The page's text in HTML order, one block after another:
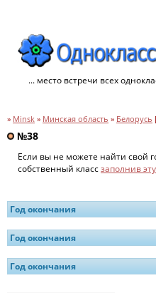
... место встречи всех
» Minsk » Минская область » Белорусь
№38
Если вы не можете найти свой
собственный классзаполнив
Год окончания
Год окончания
Год окончания